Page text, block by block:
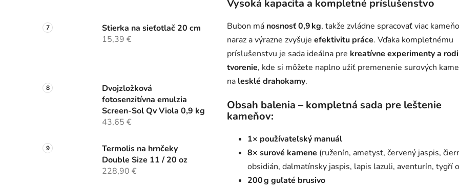
Stierka na sieťotlač 20 cm
15,39 €
Dvojzložková
fotosenzitívna emulzia
Screen-Sol Qv Viola 0,9 kg
43,65 €
Termolis na hrnčeky
Double Size 11 / 20 oz
228,90 €
Vysoká kapacita a kompletné príslušenstvo
Bubon má nosnosť 0,9 kg, takže zvládne spracovať viac
naraz a výrazne zvyšuje efektivitu práce. Vďaka kompletnému
príslušenstvu je sada ideálna pre kreatívne experimenty a
tvorenie, kde si môžete naplno užiť premenenie surových
na lesklé drahokamy.
Obsah balenia – kompletná sada pre leštenie
kameňov:
1× používateľský manuál
8× surové kamene (ruženín, ametyst, červený jaspis,
obsidián, dalmatínsky jaspis, lapis lazuli, aventurín, tygří
200 g guľaté brusivo